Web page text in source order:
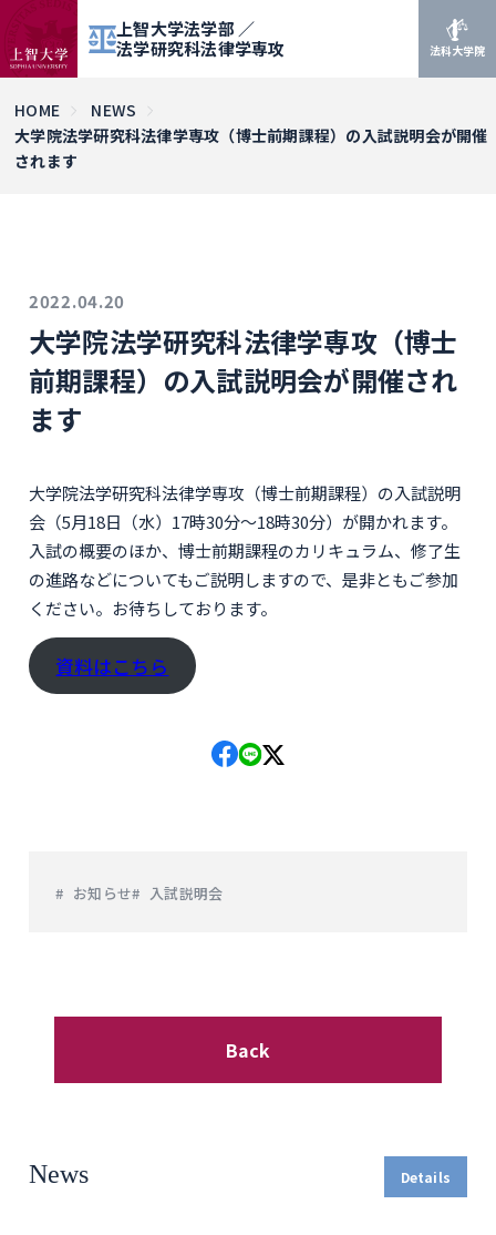
上智大学法学部 ／
法学研究科法律学専攻
法科大学院
HOME
NEWS
大学院法学研究科法律学専攻（博士前期課程）の入試説明会が開催
されます
2022.04.20
大学院法学研究科法律学専攻（博士
前期課程）の入試説明会が開催され
ます
大学院法学研究科法律学専攻（博士前期課程）の入試説明
会（5月18日（水）17時30分～18時30分）が開かれます。
入試の概要のほか、博士前期課程のカリキュラム、修了生
の進路などについてもご説明しますので、是非ともご参加
ください。お待ちしております。
資料はこちら
お知らせ 入試説明会
Back
News Details